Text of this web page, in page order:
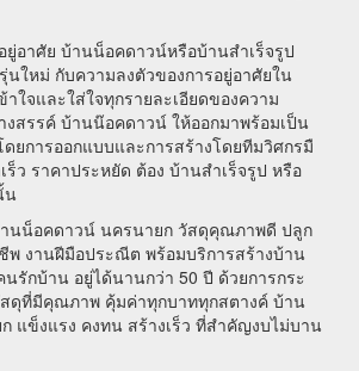
ยู่อาศัย บ้านน็อคดาวน์หรือบ้านสำเร็จรูป
นใหม่ กับความลงตัวของการอยู่อาศัยใน
าใจและใส่ใจทุกรายละเอียดของความ
งสรรค์ บ้านน๊อคดาวน์ ให้ออกมาพร้อมเป็น
ยการออกแบบและการสร้างโดยทีมวิศกรมื
ร็ว ราคาประหยัด ต้อง บ้านสำเร็จรูป หรือ
น
นน็อคดาวน์ นครนายก วัสดุคุณภาพดี ปลูก
พ งานฝีมือประณีต พร้อมบริการสร้างบ้าน
รักบ้าน อยู่ได้นานกว่า 50 ปี ด้วยการกระ
ดุที่มีคุณภาพ คุ้มค่าทุกบาททุกสตางค์ บ้าน
แข็งแรง คงทน สร้างเร็ว ที่สำคัญงบไม่บาน